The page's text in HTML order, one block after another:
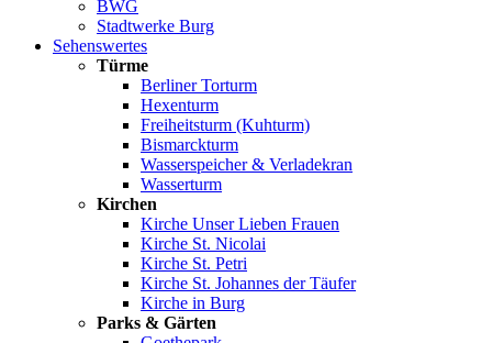
BWG
Stadtwerke Burg
Sehenswertes
Türme
Berliner Torturm
Hexenturm
Freiheitsturm (Kuhturm)
Bismarckturm
Wasserspeicher & Verladekran
Wasserturm
Kirchen
Kirche Unser Lieben Frauen
Kirche St. Nicolai
Kirche St. Petri
Kirche St. Johannes der Täufer
Kirche in Burg
Parks & Gärten